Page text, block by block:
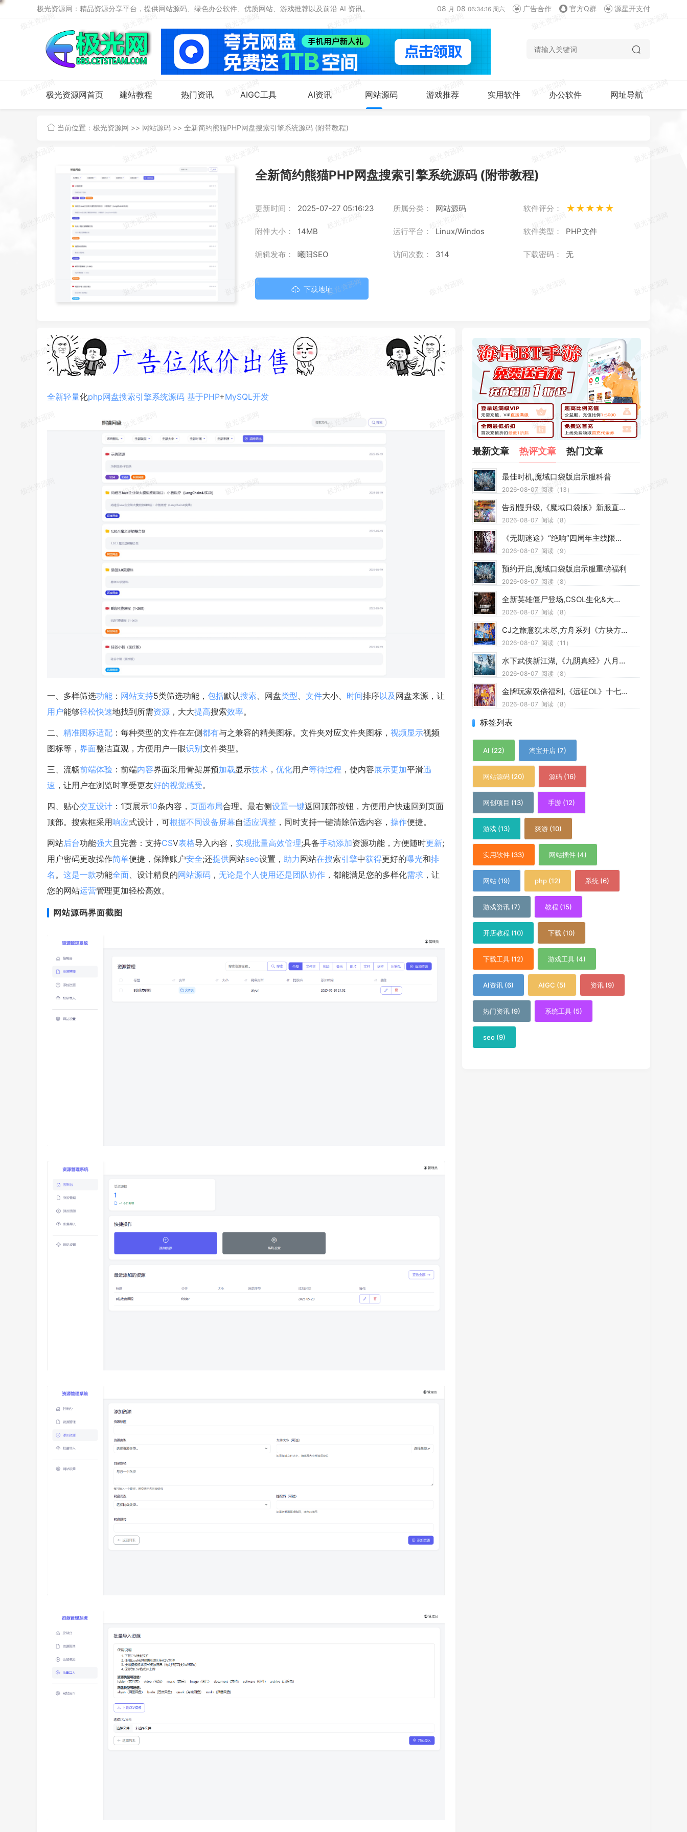
极光资源网：精品资源分享平台，提供网站源码、绿色办公软件、优质网站、游戏推荐以及前沿 AI 资讯。 08 月 08 06:34:17 周六 广告合作 官方Q群 源星开支付
极光资源网首页 建站教程 热门资讯 AIGC工具 AI资讯 网站源码 游戏推荐 实用软件 办公软件 网址导航
当前位置： 极光资源网 >> 网站源码 >> 全新简约熊猫PHP网盘搜索引擎系统源码 (附带教程)
全新简约熊猫PHP网盘搜索引擎系统源码 (附带教程)
更新时间： 2025-07-27 05:16:23 所属分类： 网站源码 软件评分： ★★★★★
附件大小： 14MB 运行平台： Linux/Windos 软件类型： PHP文件
编辑发布： 曦阳SEO 访问次数： 314 下载密码： 无
下载地址
全新轻量化php网盘搜索引擎系统源码 基于PHP+MySQL开发
一、多样筛选功能 ： 网站支持5类筛选功能， 包括默认搜索、网盘类型、 文件大小、 时间排序以及 网盘来源，让
用户能够轻松快速地找到所需资源 ，大大提高搜索效率。
二、 精准图标适配 ：每种类型的文件在左侧都有与之兼容的精美图标。文件夹对应文件夹图标， 视频显示视频
图标等， 界面整洁直观，方便用户一眼识别文件类型。
三、流畅前端体验 ：前端内容界面采用骨架屏预加载显示技术 ， 优化用户等待过程 ，使内容展示更加平滑迅
速 ，让用户在浏览时享受更友好的视觉感受。
四、贴心交互设计 ：1页展示10条内容， 页面布局合理。最右侧设置一键返回顶部按钮，方便用户快速回到页面
顶部。搜索框采用响应式设计，可根据不同设备屏幕自适应调整 ，同时支持一键清除筛选内容， 操作便捷。
网站后台功能强大 且完善：支持CSV表格导入内容， 实现批量高效管理;具备手动添加资源功能，方便随时更新;
用户密码更改操作简单便捷，保障账户安全;还提供网站seo设置， 助力网站在搜索引擎中获得更好的曝光和排
名。 这是一款功能全面、设计精良的网站源码 ， 无论是个人使用还是团队协作 ，都能满足您的多样化需求 ，让
您的网站运营管理更加轻松高效。
网站源码界面截图
最新文章 热评文章 热门文章
最佳时机,魔域口袋版启示服科普
2026-08-07 阅读（13）
告别慢升级,《魔域口袋版》新服直升福利直接送
2026-08-07 阅读（8）
《无期迷途》“绝响”四周年主线限时活动今日开启
2026-08-07 阅读（9）
预约开启,魔域口袋版启示服重磅福利
2026-08-07 阅读（8）
全新英雄僵尸登场,CSOL生化&大灾变联赛重启
2026-08-07 阅读（8）
CJ之旅意犹未尽,方舟系列《方块方舟》大型 DLC 发售在即
2026-08-07 阅读（11）
水下武侠新江湖,《九阴真经》八月资料片今日公测
2026-08-07 阅读（8）
金牌玩家双倍福利,《远征OL》十七周年新区今日开启狂欢盛典
2026-08-07 阅读（8）
标签列表
AI (22) 淘宝开店 (7)
网站源码 (20) 源码 (16)
网创项目 (13) 手游 (12)
游戏 (13) 爽游 (10)
实用软件 (33) 网站插件 (4)
网站 (19) php (12) 系统 (6)
游戏资讯 (7) 教程 (15)
开店教程 (10) 下载 (10)
下载工具 (12) 游戏工具 (4)
AI资讯 (6) AIGC (5) 资讯 (9)
热门资讯 (9) 系统工具 (5)
seo (9)